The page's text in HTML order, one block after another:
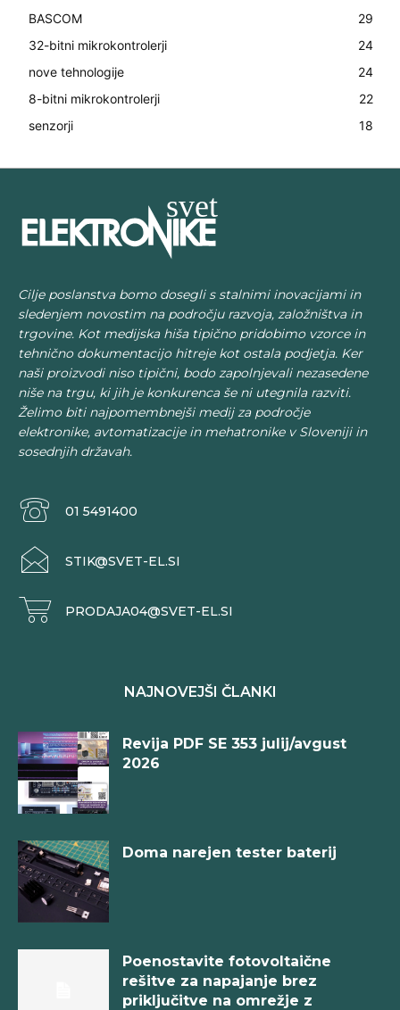
BASCOM
29
32-bitni mikrokontrolerji
24
nove tehnologije
24
8-bitni mikrokontrolerji
22
senzorji
18
Cilje poslanstva bomo dosegli s stalnimi inovacijami in
sledenjem novostim na področju razvoja, založništva in
trgovine. Kot medijska hiša tipično pridobimo vzorce in
tehnično dokumentacijo hitreje kot ostala podjetja. Ker
naši proizvodi niso tipični, bodo zapolnjevali nezasedene
niše na trgu, ki jih je konkurenca še ni utegnila razviti.
Želimo biti najpomembnejši medij za področje
elektronike, avtomatizacije in mehatronike v Sloveniji in
sosednjih državah.
01 5491400
STIK@SVET-EL.SI
PRODAJA04@SVET-EL.SI
NAJNOVEJŠI ČLANKI
Revija PDF SE 353 julij/avgust
2026
Doma narejen tester baterij
Poenostavite fotovoltaične
rešitve za napajanje brez
priključitve na omrežje z